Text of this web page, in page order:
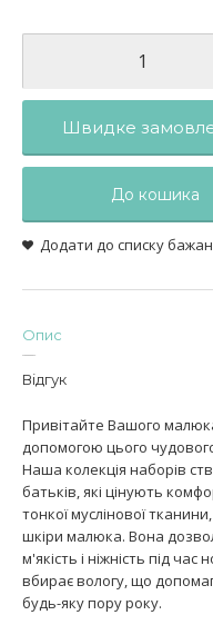
Швидке
До кошика
Додати до списку
Опис
Відгук
Привітайте Вашого
допомогою цього
Наша колекція наборів
батьків, які цінують
тонкої муслінової
шкіри малюка. Вона
м'якість і ніжність під час
вбирає вологу, що
будь-яку пору року.